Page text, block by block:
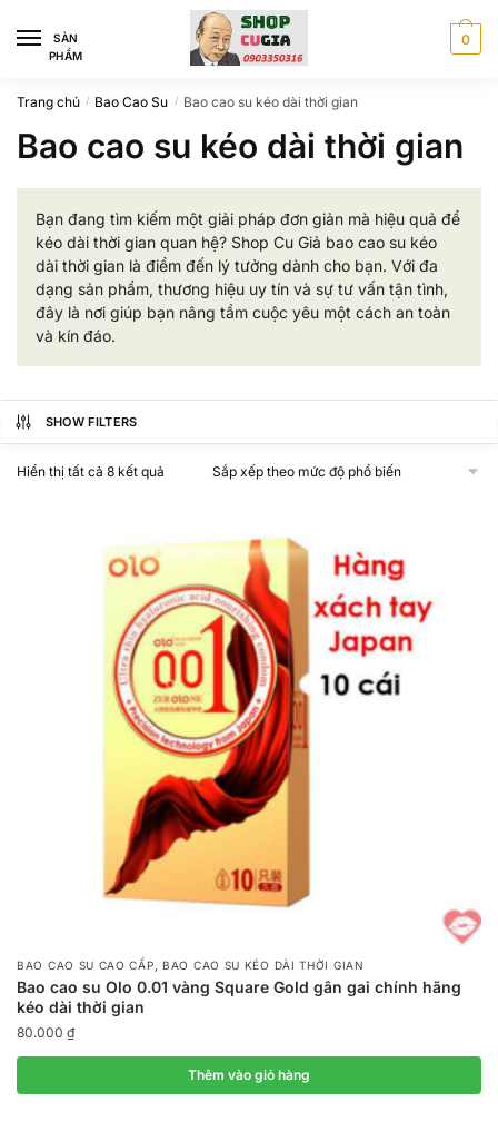
navigation
content
SÀN
PHẨM
0
Trang chủ / Bao Cao Su / Bao cao su kéo dài thời gian
Bao cao su kéo dài thời gian
Bạn đang tìm kiếm một giải pháp đơn giản mà hiệu quả để
kéo dài thời gian quan hệ? Shop Cu Giả bao cao su kéo
dài thời gian là điểm đến lý tưởng dành cho bạn. Với đa
dạng sản phẩm, thương hiệu uy tín và sự tư vấn tận tình,
đây là nơi giúp bạn nâng tầm cuộc yêu một cách an toàn
và kín đáo.
SHOW FILTERS
Hiển thị tất cả 8 kết quả
mức
phổ
biến
BAO CAO SU CAO CẤP,BAO CAO SU KÉO DÀI THỜI GIAN
Bao cao su Olo 0.01 vàng Square Gold gân gai chính hãng
kéo dài thời gian
80.000 ₫
Thêm vào giỏ hàng